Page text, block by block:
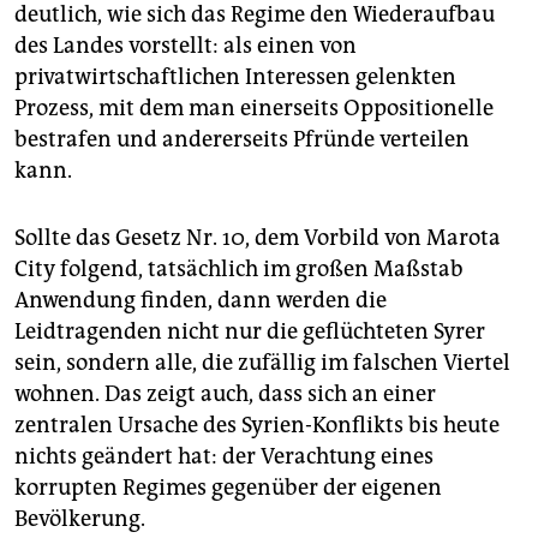
deutlich, wie sich das Regime den Wiederaufbau
des Landes vorstellt: als einen von
privatwirtschaftlichen Interessen gelenkten
Prozess, mit dem man einerseits Oppositionelle
bestrafen und andererseits Pfründe verteilen
kann.
Sollte das Gesetz Nr. 10, dem Vorbild von Marota
City folgend, tatsächlich im großen Maßstab
Anwendung finden, dann werden die
Leidtragenden nicht nur die geflüchteten Syrer
sein, sondern alle, die zufällig im falschen Viertel
wohnen. Das zeigt auch, dass sich an einer
zentralen Ursache des Syrien-Konflikts bis heute
nichts geändert hat: der Verachtung eines
korrupten Regimes gegenüber der eigenen
Bevölkerung.